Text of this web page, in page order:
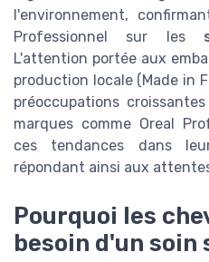
l'environnement,
Professionnel sur les
L'attention portée aux
production locale (Made in
préoccupations
marques comme Oreal
ces tendances dans
répondant ainsi aux
Pourquoi les
besoin d'un soin